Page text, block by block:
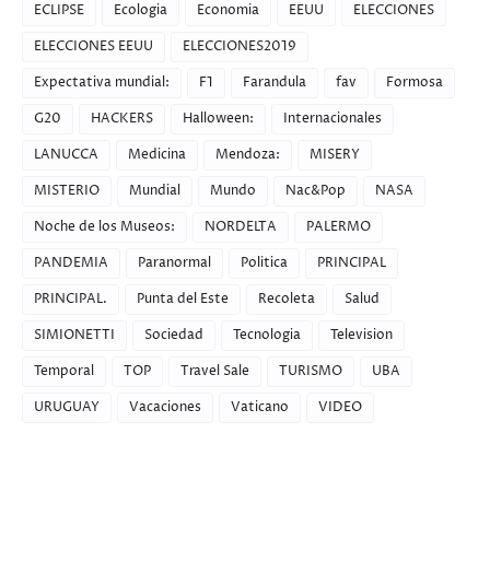
ECLIPSE
Ecologia Economia EEUU
ELECCIONES
ELECCIONES EEUU
ELECCIONES2019
Expectativa mundial:
F1 Farandula fav
Formosa
G20
HACKERS Halloween:
Internacionales
LANUCCA
Medicina Mendoza:
MISERY
MISTERIO
Mundial Mundo Nac&Pop
NASA
Noche de los Museos:
NORDELTA
PALERMO
PANDEMIA
Paranormal Politica
PRINCIPAL
PRINCIPAL.
Punta del Este Recoleta
Salud
SIMIONETTI
Sociedad Tecnologia
Television
Temporal
TOP Travel Sale TURISMO
UBA
URUGUAY
Vacaciones Vaticano VIDEO